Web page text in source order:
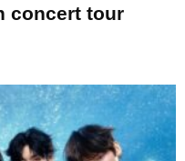
concert tour